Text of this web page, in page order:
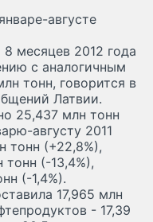
августе
месяцев 2012 года
с аналогичным
тонн, говорится в
Латвии.
25,437 млн тонн
августу 2011
тонн (+22,8%),
(-13,4%),
(-1,4%).
17,965 млн
- 17,39